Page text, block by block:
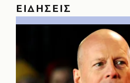
ΕΙΔΗΣΕΙΣ